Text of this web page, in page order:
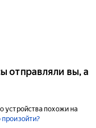
отправляли вы, а
устройства похожи на